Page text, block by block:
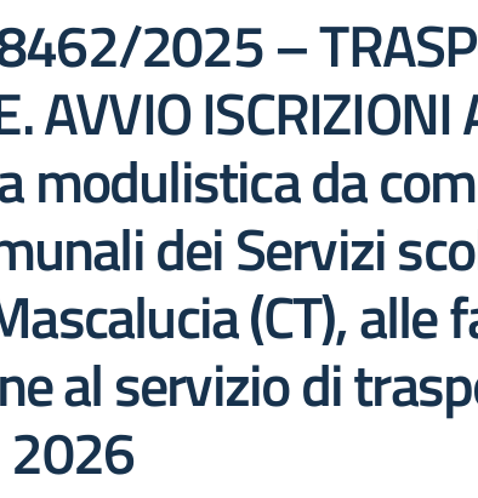
2025 –
AVVIO
modulistica da
dei Servizi
(CT),
al servizio di